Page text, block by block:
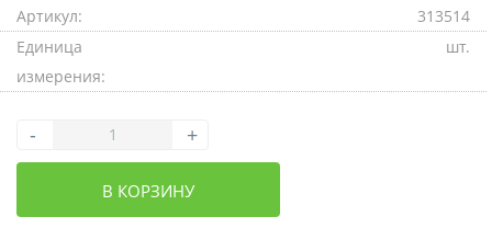
Артикул:
313514
Единица
измерения:
шт.
- +
В КОРЗИНУ